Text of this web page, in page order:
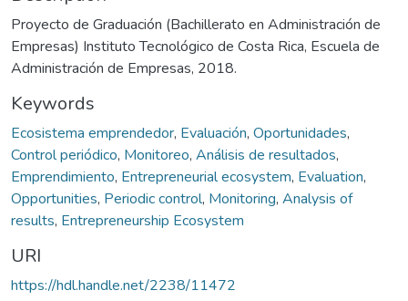
Proyecto de Graduación (Bachillerato en Administración de
Empresas) Instituto Tecnológico de Costa Rica, Escuela de
Administración de Empresas, 2018.
Keywords
Ecosistema emprendedor, Evaluación, Oportunidades,
Control periódico, Monitoreo, Análisis de resultados,
Emprendimiento, Entrepreneurial ecosystem, Evaluation,
Opportunities, Periodic control, Monitoring, Analysis of
results, Entrepreneurship Ecosystem
URI
https://hdl.handle.net/2238/11472